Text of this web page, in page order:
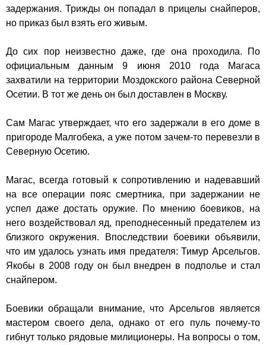
задержания. Трижды он попадал в прицелы снайперов,
но приказ был взять его живым.
До сих пор неизвестно даже, где она проходила. По
официальным данным 9 июня 2010 года Магаса
захватили на территории Моздокского района Северной
Осетии. В тот же день он был доставлен в Москву.
Сам Магас утверждает, что его задержали в его доме в
пригороде Малгобека, а уже потом зачем-то перевезли в
Северную Осетию.
Магас, всегда готовый к сопротивлению и надевавший
на все операции пояс смертника, при задержании не
успел даже достать оружие. По мнению боевиков, на
него воздействовал яд, преподнесенный предателем из
близкого окружения. Впоследствии боевики объявили,
что им удалось узнать имя предателя: Тимур Арсельгов.
Якобы в 2008 году он был внедрен в подполье и стал
снайпером.
Боевики обращали внимание, что Арсельгов является
мастером своего дела, однако от его пуль почему-то
гибнут только рядовые милиционеры. На вопросы о том,